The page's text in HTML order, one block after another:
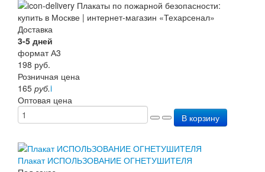
Доставка
3-5 дней
формат А3
198 руб.
Розничная цена
165 руб.i
Оптовая цена
В корзину
Плакат ИСПОЛЬЗОВАНИЕ ОГНЕТУШИТЕЛЯ